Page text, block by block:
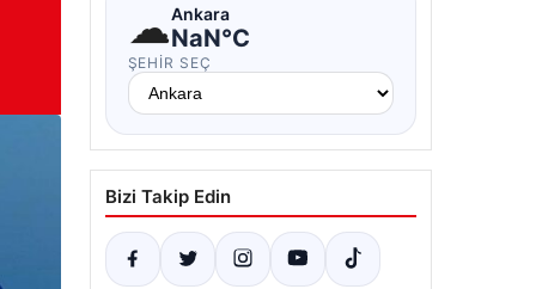
☁Ankara
NaN°C
ŞEHIR SEÇ
Bizi Takip Edin